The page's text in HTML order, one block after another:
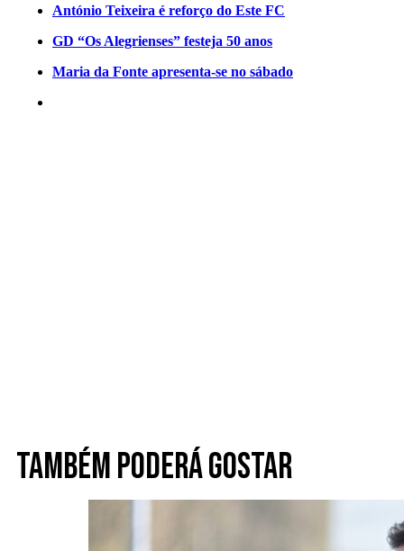
António Teixeira é reforço do Este FC
GD “Os Alegrienses” festeja 50 anos
Maria da Fonte apresenta-se no sábado
Também poderá gostar